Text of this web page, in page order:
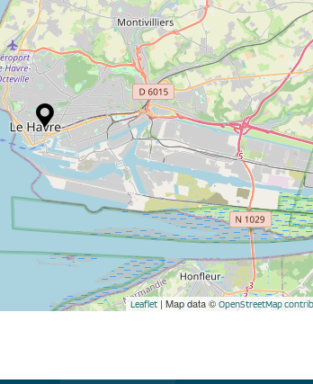
Leaflet| Map data © OpenStreetMap